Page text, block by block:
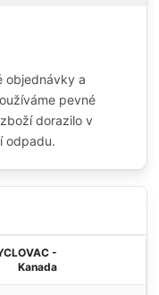
objednávky a
pevné
dorazilo v
odpadu.
-
Kanada